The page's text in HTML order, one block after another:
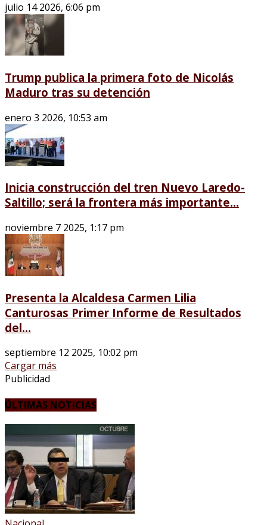
julio 14 2026, 6:06 pm
Trump publica la primera foto de Nicolás
Maduro tras su detención
enero 3 2026, 10:53 am
Inicia construcción del tren Nuevo Laredo-
Saltillo; será la frontera más importante...
noviembre 7 2025, 1:17 pm
Presenta la Alcaldesa Carmen Lilia
Canturosas Primer Informe de Resultados
del...
septiembre 12 2025, 10:02 pm
Cargar más
Publicidad
ÚLTIMAS NOTICIAS